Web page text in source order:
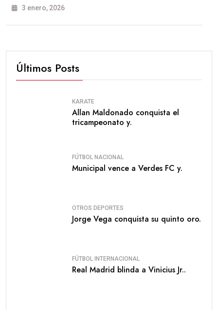
3 enero, 2026
Últimos Posts
KARATE
Allan Maldonado conquista el
tricampeonato y.
FÚTBOL NACIONAL
Municipal vence a Verdes FC y.
OTROS DEPORTES
Jorge Vega conquista su quinto oro.
FÚTBOL INTERNACIONAL
Real Madrid blinda a Vinicius Jr..